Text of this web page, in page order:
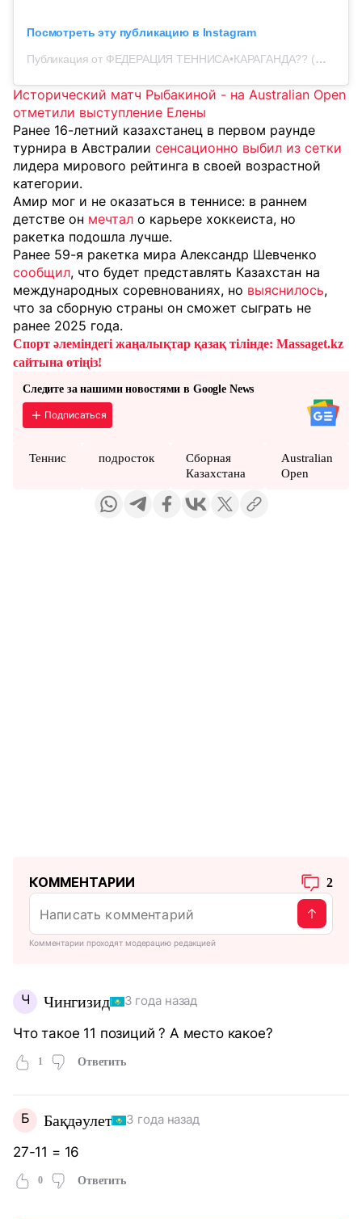
Посмотреть эту публикацию в Instagram
Публикация от ФЕДЕРАЦИЯ ТЕННИСА•КАРАГАНДА?? (@ktf_krg_tennis)
Исторический матч Рыбакиной - на Australian Open
отметили выступление Елены
Ранее 16-летний казахстанец в первом раунде
турнира в Австралии сенсационно выбил из сетки
лидера мирового рейтинга в своей возрастной
категории.
Амир мог и не оказаться в теннисе: в раннем
детстве он мечтал о карьере хоккеиста, но
ракетка подошла лучше.
Ранее 59-я ракетка мира Александр Шевченко
сообщил, что будет представлять Казахстан на
международных соревнованиях, но выяснилось,
что за сборную страны он сможет сыграть не
ранее 2025 года.
Спорт әлеміндегі жаңалықтар қазақ тілінде: Massaget.kz
сайтына өтіңіз!
Следите за нашими новостями в Google News
Подписаться
Теннис подросток
Сборная
Казахстана
Australian
Open
КОММЕНТАРИИ 2
Комментарии проходят модерацию редакцией
Ч Чингизид 3 года назад
Что такое 11 позиций ? А место какое?
1 Ответить
Б Бақдәулет 3 года назад
27-11 = 16
0 Ответить